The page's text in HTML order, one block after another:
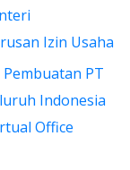
Izin Usaha
Pembuatan PT
Indonesia
Office